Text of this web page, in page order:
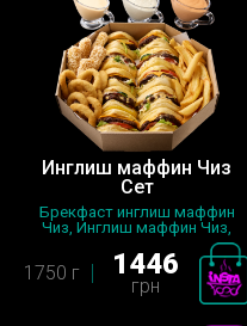
Инглиш маффин Чиз
Сет
Брекфаст инглиш маффин
Чиз, Инглиш маффин Чиз,
1750 г 1446
грн